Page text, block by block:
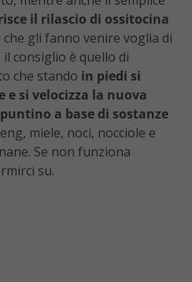
il rilascio di ossitocina
gli fanno venire voglia di
consiglio è quello di
che stando in piedi si
si velocizza la nuova
a base di sostanze
miele, noci, nocciole e
Se non funziona
su.